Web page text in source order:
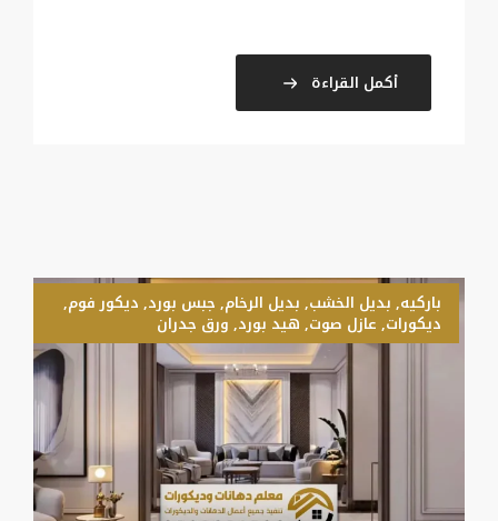
أكمل القراءة
باركيه, بديل الخشب, بديل الرخام, جبس بورد, ديكور فوم,
ديكورات, عازل صوت, هيد بورد, ورق جدران